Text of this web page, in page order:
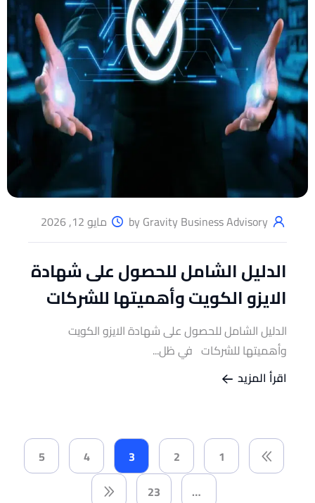
by Gravity Business Advisory مايو 12, 2026
الدليل الشامل للحصول على شهادة
الايزو الكويت وأهميتها للشركات
الدليل الشامل للحصول على شهادة الايزو الكويت
وأهميتها للشركات في ظل...
اقرأ المزيد
1
2
3
4
5
…
23